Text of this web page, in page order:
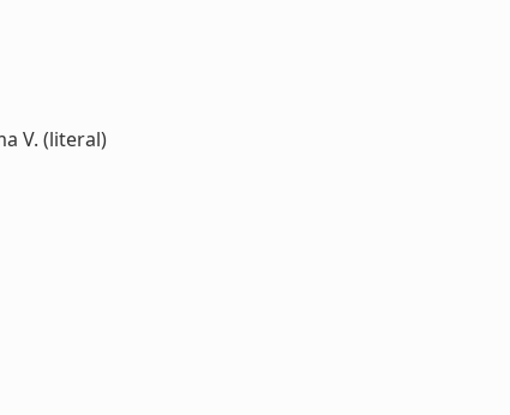
V. (literal)